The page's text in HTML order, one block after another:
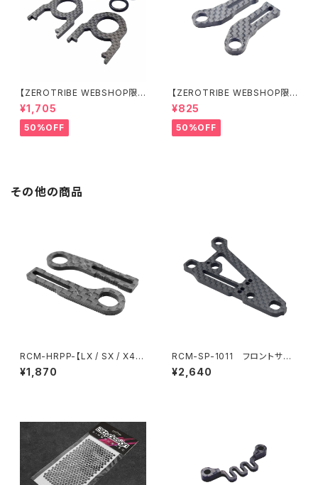
【ZEROTRIBE WEBSHOP限
定価格】RCM-BD11-TSE カ
ーボンツィーク スティックエンド
プレートセット YOKOMO BD11
用
¥1,705
50%OFF
【ZEROTRIBE WEBSHOP限
定価格】RCM-HRP-ZX-BD10
LCE Horizontalリアポストボ
ディマウンティングエクステンシ
ョンプレート Yokomo BD10L
¥825
50%OFF
その他の商品
RCM-HRPP-【LX / SX / X4X
/ BD11X / Mi8X】 Horizonta
l リアポストボディマウント Pro
¥1,870
RCM-SP-1011 フロントサス
ペンションアーム
¥2,640